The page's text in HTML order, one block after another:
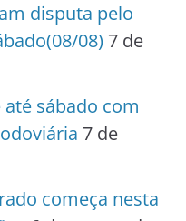
disputa pelo
08) 7 de
até sábado com
7 de
começa nesta